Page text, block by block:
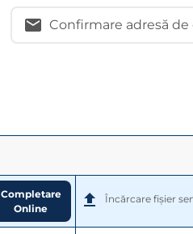
Confirmare adresă de
Completare
Online
Încărcare fișier